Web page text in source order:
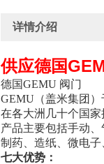
详情介绍
供应德国
德国GEMU 阀门
GEMU（盖米集团
在各大洲几十个国
产品主要包括手动
制药、造纸、微电
七大优势：